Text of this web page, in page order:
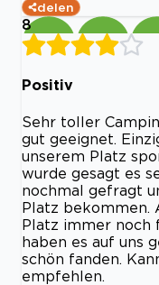
delen
8
Positiv
Sehr toller
gut geeignet.
unserem Platz
wurde gesagt es
nochmal gefragt
Platz bekommen.
Platz immer noch
haben es auf uns
schön fanden.
empfehlen.